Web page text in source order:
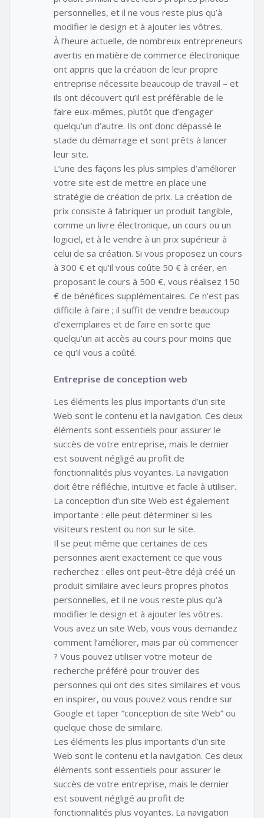
personnelles, et il ne vous reste plus qu’à
modifier le design et à ajouter les vôtres.
À l’heure actuelle, de nombreux entrepreneurs
avertis en matière de commerce électronique
ont appris que la création de leur propre
entreprise nécessite beaucoup de travail – et
ils ont découvert qu’il est préférable de le
faire eux-mêmes, plutôt que d’engager
quelqu’un d’autre. Ils ont donc dépassé le
stade du démarrage et sont prêts à lancer
leur site.
L’une des façons les plus simples d’améliorer
votre site est de mettre en place une
stratégie de création de prix. La création de
prix consiste à fabriquer un produit tangible,
comme un livre électronique, un cours ou un
logiciel, et à le vendre à un prix supérieur à
celui de sa création. Si vous proposez un cours
à 300 € et qu’il vous coûte 50 € à créer, en
proposant le cours à 500 €, vous réalisez 150
€ de bénéfices supplémentaires. Ce n’est pas
difficile à faire ; il suffit de vendre beaucoup
d’exemplaires et de faire en sorte que
quelqu’un ait accès au cours pour moins que
ce qu’il vous a coûté.
Entreprise de conception web
Les éléments les plus importants d’un site
Web sont le contenu et la navigation. Ces deux
éléments sont essentiels pour assurer le
succès de votre entreprise, mais le dernier
est souvent négligé au profit de
fonctionnalités plus voyantes. La navigation
doit être réfléchie, intuitive et facile à utiliser.
La conception d’un site Web est également
importante : elle peut déterminer si les
visiteurs restent ou non sur le site.
Il se peut même que certaines de ces
personnes aient exactement ce que vous
recherchez : elles ont peut-être déjà créé un
produit similaire avec leurs propres photos
personnelles, et il ne vous reste plus qu’à
modifier le design et à ajouter les vôtres.
Vous avez un site Web, vous vous demandez
comment l’améliorer, mais par où commencer
? Vous pouvez utiliser votre moteur de
recherche préféré pour trouver des
personnes qui ont des sites similaires et vous
en inspirer, ou vous pouvez vous rendre sur
Google et taper “conception de site Web” ou
quelque chose de similaire.
Les éléments les plus importants d’un site
Web sont le contenu et la navigation. Ces deux
éléments sont essentiels pour assurer le
succès de votre entreprise, mais le dernier
est souvent négligé au profit de
fonctionnalités plus voyantes. La navigation